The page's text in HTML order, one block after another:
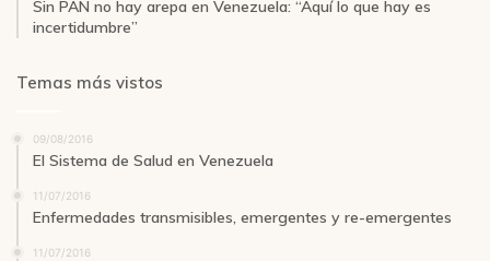
Sin PAN no hay arepa en Venezuela: “Aquí lo que hay es
incertidumbre”
Temas más vistos
09/08/2016
El Sistema de Salud en Venezuela
11/07/2016
Enfermedades transmisibles, emergentes y re-emergentes
11/07/2016